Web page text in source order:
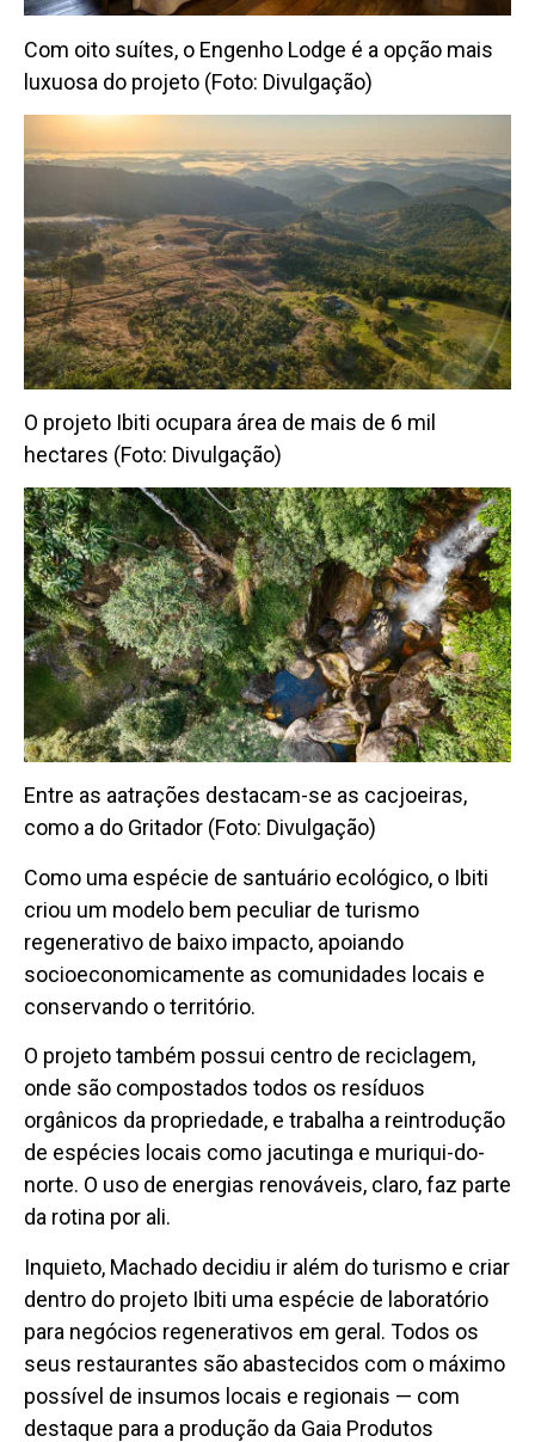
Com oito suítes, o Engenho Lodge é a opção mais
luxuosa do projeto (Foto: Divulgação)
O projeto Ibiti ocupara área de mais de 6 mil
hectares (Foto: Divulgação)
Entre as aatrações destacam-se as cacjoeiras,
como a do Gritador (Foto: Divulgação)
Como uma espécie de santuário ecológico, o Ibiti
criou um modelo bem peculiar de turismo
regenerativo de baixo impacto, apoiando
socioeconomicamente as comunidades locais e
conservando o território.
O projeto também possui centro de reciclagem,
onde são compostados todos os resíduos
orgânicos da propriedade, e trabalha a reintrodução
de espécies locais como jacutinga e muriqui-do-
norte. O uso de energias renováveis, claro, faz parte
da rotina por ali.
Inquieto, Machado decidiu ir além do turismo e criar
dentro do projeto Ibiti uma espécie de laboratório
para negócios regenerativos em geral. Todos os
seus restaurantes são abastecidos com o máximo
possível de insumos locais e regionais — com
destaque para a produção da Gaia Produtos